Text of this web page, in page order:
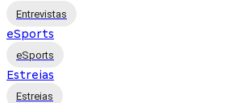
Entrevistas
eSports
eSports
Estreias
Estreias